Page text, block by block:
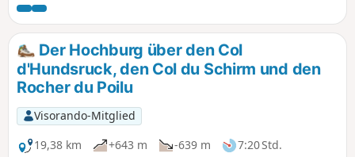
Kapelle Sainte-Anne.
Der Hochburg über den Col
d'Hundsruck, den Col du Schirm und den
Rocher du Poilu
Visorando-Mitglied
19,38 km
+643 m -639 m
7:20 Std.